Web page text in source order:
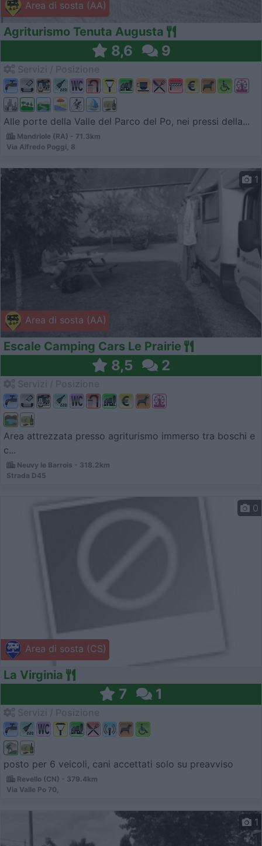
Area di sosta (AA)
Agriturismo Tenuta Augusta
8,6 9
Alle porte della Valle del Parco del Po, nei pressi della...
Mandriole (RA) - 71.3km
Via Alfredo Poggi, 8
Area di sosta (AA)
1
Escale Camping Cars Le Prairie
8,5 2
Area attrezzata presso agriturismo immerso tra boschi e
c...
Neuvy le Barrois - 318.2km
Strada D45
Area di sosta (CS)
0
La Virginia
7 1
posto per 6 veicoli, cani accettati solo su preavviso
Revello (CN) - 379.4km
Via Valle Po 70,
1